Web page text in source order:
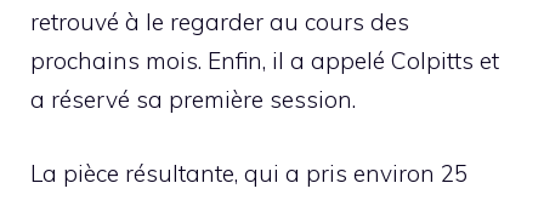
retrouvé à le regarder au cours des
prochains mois. Enfin, il a appelé Colpitts et
a réservé sa première session.
La pièce résultante, qui a pris environ 25